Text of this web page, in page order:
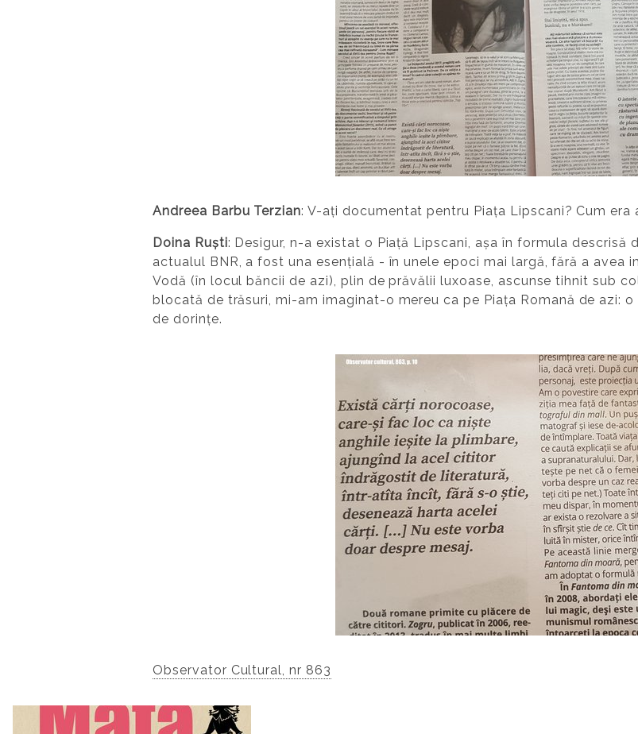
Andreea Barbu Terzian: V-ați documentat pentru Piața Lipscani? Cum
Doina Ruști: Desigur, n-a existat o Piață Lipscani, așa în formula descrisă
actualul BNR, a fost una esențială - în unele epoci mai largă, fără a avea
Vodă (în locul băncii de azi), plin de prăvălii luxoase, ascunse tihnit sub
blocată de trăsuri, mi-am imaginat-o mereu ca pe Piața Romană de azi:
de dorințe.
Observator Cultural, nr 863